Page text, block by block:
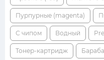
Пурпурные (magenta)
С чипом Водный
Тонер-картридж